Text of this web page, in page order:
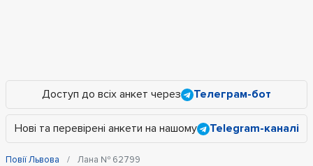
Доступ до всіх анкет через Телеграм-бот
Нові та перевірені анкети на нашому Telegram-каналі
Повії Львова Лана № 62799